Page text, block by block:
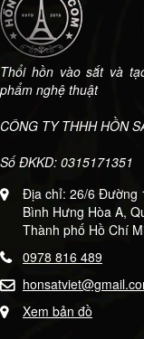
Thổi hồn vào sắt và
phẩm nghệ thuật
CÔNG TY THHH HỒN
Số ĐKKD: 0315171351
Địa chỉ: 26/6 Đường
Bình Hưng Hòa A,
Thành phố Hồ Chí
0978 816 489
Xem bản đồ